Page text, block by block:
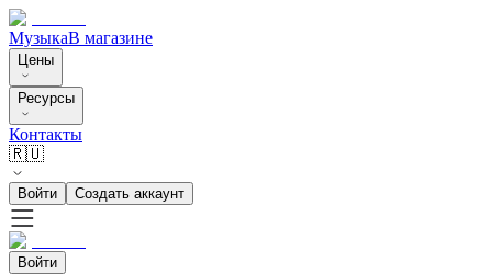
МузыкаВ магазине
Цены
Ресурсы
Контакты
🇷🇺
Войти Создать аккаунт
Войти